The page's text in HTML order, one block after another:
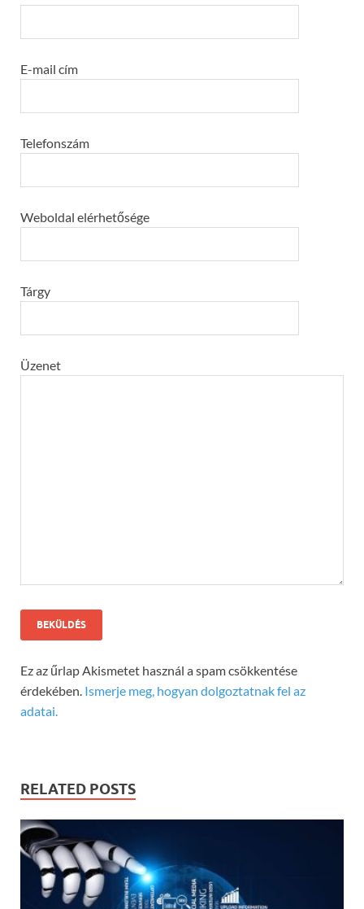
E-mail cím
Telefonszám
Weboldal elérhetősége
Tárgy
Üzenet
Ez az űrlap Akismetet használ a spam csökkentése
érdekében. Ismerje meg, hogyan dolgoztatnak fel az
adatai.
RELATED POSTS